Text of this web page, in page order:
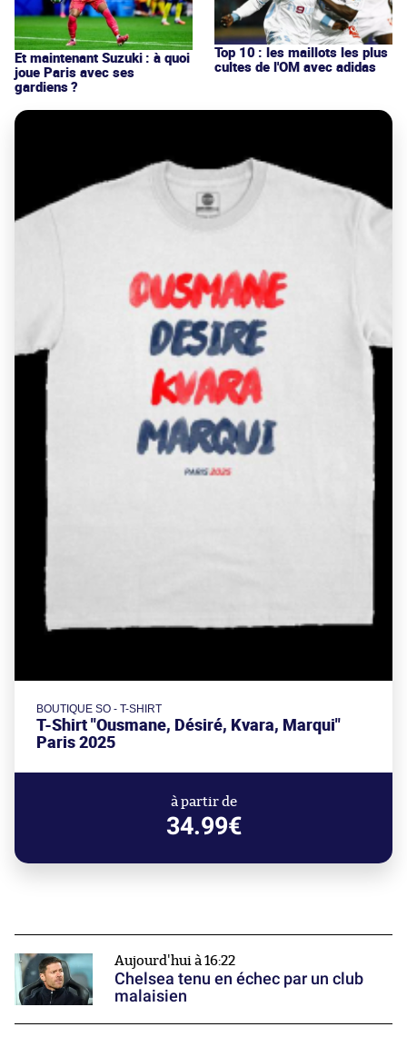
Et maintenant Suzuki : à quoi
joue Paris avec ses
gardiens ?
Top 10 : les maillots les plus
cultes de l'OM avec adidas
BOUTIQUE SO - T-SHIRT
T-Shirt "Ousmane, Désiré, Kvara, Marqui"
Paris 2025
à partir de
34.99€
Aujourd'hui à 16:22
Chelsea tenu en échec par un club
malaisien